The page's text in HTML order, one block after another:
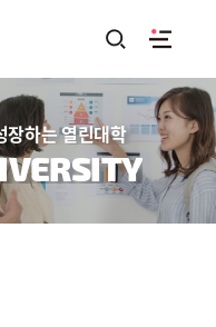
장하는 열린대학